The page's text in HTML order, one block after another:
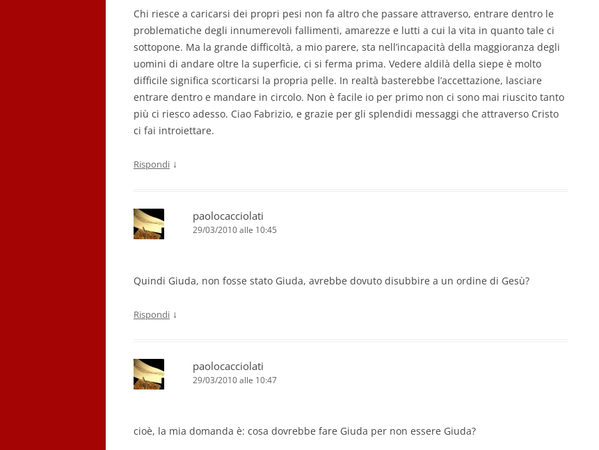
Chi riesce a caricarsi dei propri pesi non fa altro che passare attraverso, entrare dentro le
problematiche degli innumerevoli fallimenti, amarezze e lutti a cui la vita in quanto tale ci
sottopone. Ma la grande difficoltà, a mio parere, sta nell’incapacità della maggioranza degli
uomini di andare oltre la superficie, ci si ferma prima. Vedere aldilà della siepe è molto
difficile significa scorticarsi la propria pelle. In realtà basterebbe l’accettazione, lasciare
entrare dentro e mandare in circolo. Non è facile io per primo non ci sono mai riuscito tanto
più ci riesco adesso. Ciao Fabrizio, e grazie per gli splendidi messaggi che attraverso Cristo
ci fai introiettare.
Rispondi ↓
paolocacciolati
29/03/2010 alle 10:45
Quindi Giuda, non fosse stato Giuda, avrebbe dovuto disubbire a un ordine di Gesù?
Rispondi ↓
paolocacciolati
29/03/2010 alle 10:47
cioè, la mia domanda è: cosa dovrebbe fare Giuda per non essere Giuda?